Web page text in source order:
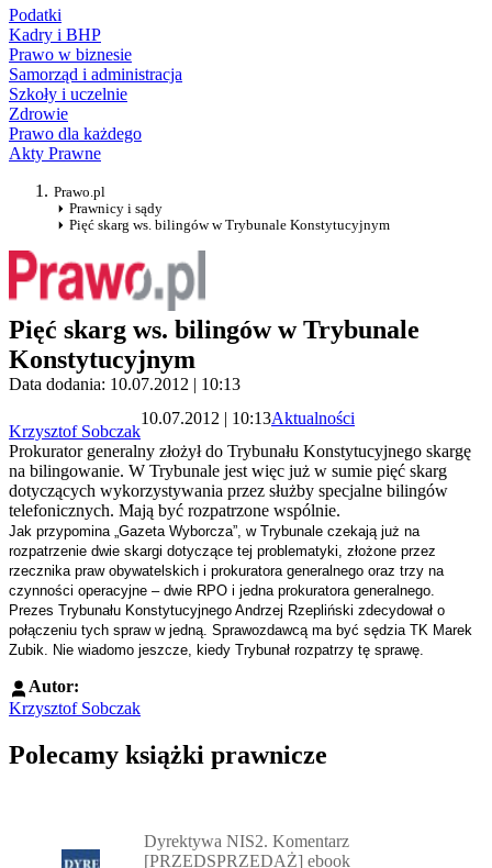
Podatki
Kadry i BHP
Prawo w biznesie
Samorząd i administracja
Szkoły i uczelnie
Zdrowie
Prawo dla każdego
Akty Prawne
Prawo.pl
Prawnicy i sądy
Pięć skarg ws. bilingów w Trybunale Konstytucyjnym
Pięć skarg ws. bilingów w Trybunale
Konstytucyjnym
Data dodania: 10.07.2012 | 10:13
Krzysztof Sobczak
10.07.2012 | 10:13Aktualności
Prokurator generalny złożył do Trybunału Konstytucyjnego skargę
na bilingowanie. W Trybunale jest więc już w sumie pięć skarg
dotyczących wykorzystywania przez służby specjalne bilingów
telefonicznych. Mają być rozpatrzone wspólnie.
Jak przypomina „Gazeta Wyborcza”, w Trybunale czekają już na
rozpatrzenie dwie skargi dotyczące tej problematyki, złożone przez
rzecznika praw obywatelskich i prokuratora generalnego oraz trzy na
czynności operacyjne – dwie RPO i jedna prokuratora generalnego.
Prezes Trybunału Konstytucyjnego Andrzej Rzepliński zdecydował o
połączeniu tych spraw w jedną. Sprawozdawcą ma być sędzia TK Marek
Zubik. Nie wiadomo jeszcze, kiedy Trybunał rozpatrzy tę sprawę.
Autor:
Krzysztof Sobczak
Polecamy książki prawnicze
Dyrektywa NIS2. Komentarz
[PRZEDSPRZEDAŻ] ebook